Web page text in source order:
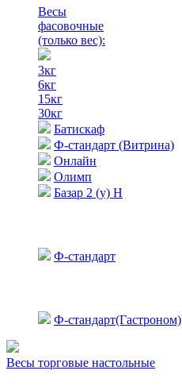
Весы
фасовочные
(только вес):
3кг
6кг
15кг
30кг
Батискаф
Ф-стандарт (Витрина)
Онлайн
Олимп
Базар 2 (у) Н
Ф-стандарт
Ф-стандарт(Гастроном)
Весы торговые настольные